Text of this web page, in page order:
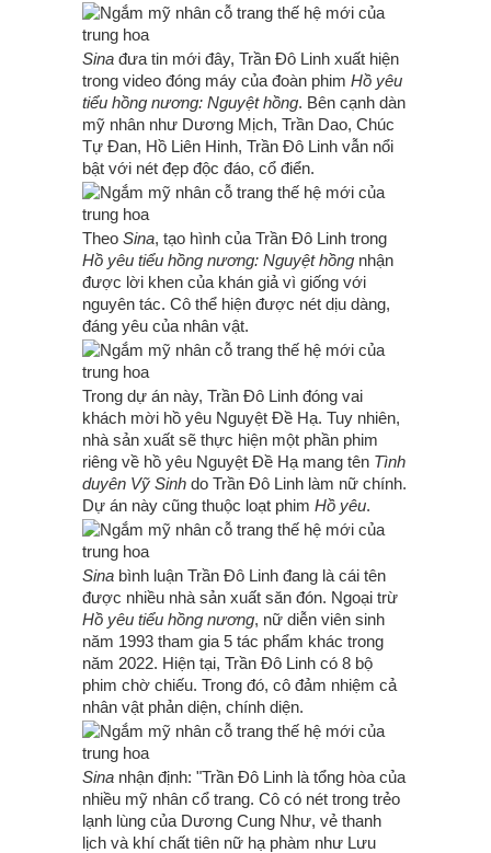
Sina đưa tin mới đây, Trần Đô Linh xuất hiện
trong video đóng máy của đoàn phim Hồ yêu
tiểu hồng nương: Nguyệt hồng. Bên cạnh dàn
mỹ nhân như Dương Mịch, Trần Dao, Chúc
Tự Đan, Hồ Liên Hinh, Trần Đô Linh vẫn nổi
bật với nét đẹp độc đáo, cổ điển.
Theo Sina, tạo hình của Trần Đô Linh trong
Hồ yêu tiểu hồng nương: Nguyệt hồng nhận
được lời khen của khán giả vì giống với
nguyên tác. Cô thể hiện được nét dịu dàng,
đáng yêu của nhân vật.
Trong dự án này, Trần Đô Linh đóng vai
khách mời hồ yêu Nguyệt Đề Hạ. Tuy nhiên,
nhà sản xuất sẽ thực hiện một phần phim
riêng về hồ yêu Nguyệt Đề Hạ mang tên Tình
duyên Vỹ Sinh do Trần Đô Linh làm nữ chính.
Dự án này cũng thuộc loạt phim Hồ yêu.
Sina bình luận Trần Đô Linh đang là cái tên
được nhiều nhà sản xuất săn đón. Ngoại trừ
Hồ yêu tiểu hồng nương, nữ diễn viên sinh
năm 1993 tham gia 5 tác phẩm khác trong
năm 2022. Hiện tại, Trần Đô Linh có 8 bộ
phim chờ chiếu. Trong đó, cô đảm nhiệm cả
nhân vật phản diện, chính diện.
Sina nhận định: "Trần Đô Linh là tổng hòa của
nhiều mỹ nhân cổ trang. Cô có nét trong trẻo
lạnh lùng của Dương Cung Như, vẻ thanh
lịch và khí chất tiên nữ hạ phàm như Lưu